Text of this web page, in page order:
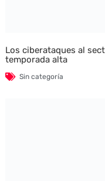
Los ciberataques al
temporada alta
Sin categoría